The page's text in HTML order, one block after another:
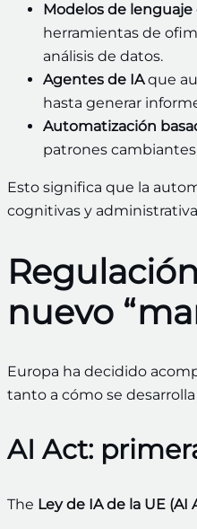
Modelos de
herramientas de
análisis de datos.
Agentes de IAque
hasta generar
Automatización
patrones
Esto significa que la
cognitivas y
nuevo
Europa ha decidido
tanto a cómo se
AI Act:
The Ley de IA de la UE (AI